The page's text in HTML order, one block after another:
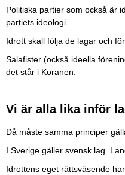
Politiska partier som också är
partiets ideologi.
Idrott skall följa de lagar och
Salafister (också ideella
det står i Koranen.
Vi är alla lika inför
Då måste samma principer
I Sverige gäller svensk lag.
Idrottens eget rättsväsende